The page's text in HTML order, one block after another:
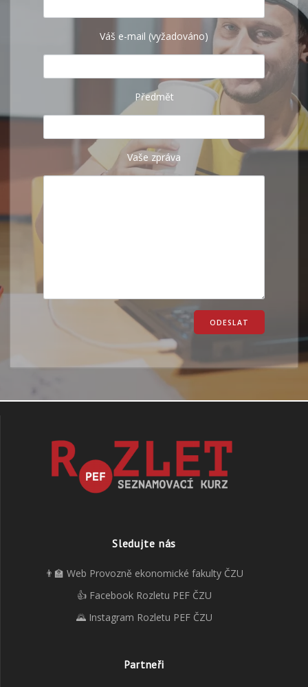
Váš e-mail (vyžadováno)
Předmět
Vaše zpráva
Sledujte nás
👨‍🏫 Web Provozně ekonomické fakulty ČZU
👍 Facebook Rozletu PEF ČZU
🌄 Instagram Rozletu PEF ČZU
Partneři